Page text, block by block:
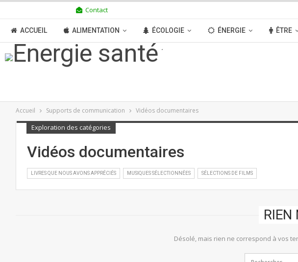
Contact
ACCUEIL ALIMENTATION ÉCOLOGIE ÉNERGIE ÊTRE
TRANSITION BOUTIQUE MÉDIAS
Accueil Supports de communication Vidéos documentaires
Exploration des catégories
Vidéos documentaires
LIVRES QUE NOUS AVONS APPRÉCIÉS MUSIQUES SÉLECTIONNÉES SÉLECTIONS DE FILMS
RIEN
Désolé, mais rien ne correspond à vos